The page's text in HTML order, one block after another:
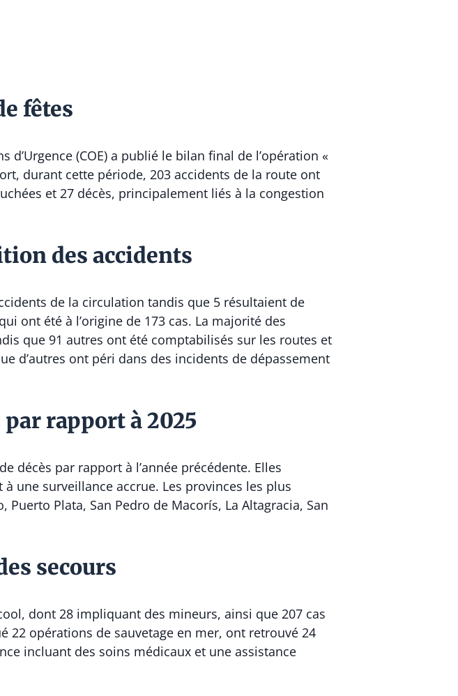
fêtes
(COE) a publié le bilan final de l’opération «
durant cette période, 203 accidents de la route ont
et 27 décès, principalement liés à la congestion
des accidents
de la circulation tandis que 5 résultaient de
ont été à l’origine de 173 cas. La majorité des
que 91 autres ont été comptabilisés sur les routes et
d’autres ont péri dans des incidents de dépassement
rapport à 2025
décès par rapport à l’année précédente. Elles
une surveillance accrue. Les provinces les plus
, Puerto Plata, San Pedro de Macorís, La Altagracia, San
secours
dont 28 impliquant des mineurs, ainsi que 207 cas
22 opérations de sauvetage en mer, ont retrouvé 24
incluant des soins médicaux et une assistance